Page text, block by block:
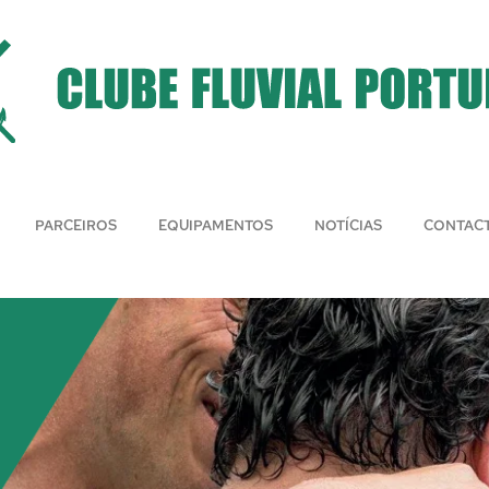
PARCEIROS EQUIPAMENTOS NOTÍCIAS